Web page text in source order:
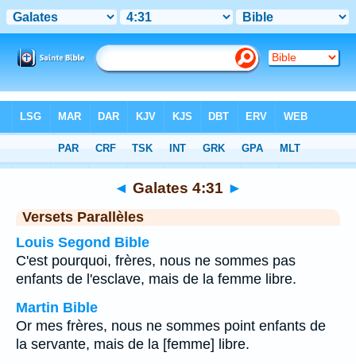
Chapitre 4> Verset 31
◄ Galates 4:31 ►
Versets Parallèles
Louis Segond Bible
C'est pourquoi, frères, nous ne sommes pas
enfants de l'esclave, mais de la femme libre.
Martin Bible
Or mes frères, nous ne sommes point enfants de
la servante, mais de la [femme] libre.